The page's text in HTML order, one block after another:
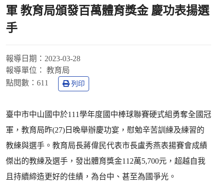
軍 教育局頒發百萬體育獎金 慶功表揚選
手
報導日期： 2023-03-28
報導單位：
教育局
點閱數： 611 列印
臺中市中山國中於111學年度國中棒球聯賽硬式組勇奪全國冠
軍，教育局昨(27)日晚舉辦慶功宴，慰勉辛苦訓練及練習的
教練與選手。教育局長蔣偉民代表市長盧秀燕表揚賽會成績
傑出的教練及選手，發出體育獎金112萬5,700元，超越自我
且持續締造更好的佳績，為台中、甚至為國爭光。